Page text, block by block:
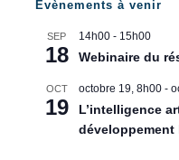
Évènements à venir
SEP
18
14h00- 15h00
Webinaire du
OCT
19
octobre 19, 8h00-
L’intelligence
développement